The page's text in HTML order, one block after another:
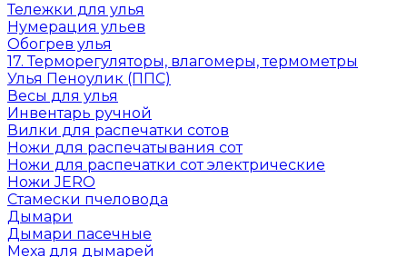
Тележки для улья
Нумерация ульев
Обогрев улья
17. Терморегуляторы, влагомеры, термометры
Улья Пеноулик (ППС)
Весы для улья
Инвентарь ручной
Вилки для распечатки сотов
Ножи для распечатывания сот
Ножи для распечатки сот электрические
Ножи JERO
Стамески пчеловода
Дымари
Дымари пасечные
Меха для дымарей